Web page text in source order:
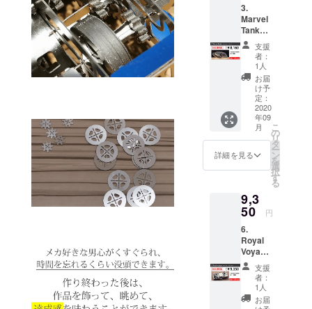
3.
Marvel
Tank
2【BO
OSTER
15%OF
F】 一
般販売
予定価
9,600円
(税込)の
15%OF
F 8,160
円(税込)
支援
者：
1人
お届
け予
定：
2020
年09
月
詳細を見る
こ
の
リ
タ
ー
ン
を
選
択
す
る
9,3
50 円
6.
Royal
Voyage
r【BOO
STER割
15%OF
F】 一
支援
者：
1人
お届